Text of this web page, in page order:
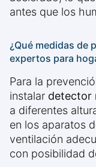
antes que los
¿Qué medidas de
expertos para
Para la
instalar detector
a diferentes
en los aparatos
ventilación
con posibilidad